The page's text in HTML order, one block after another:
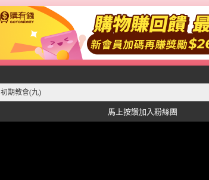
初期教會(九)
馬上按讚加入粉絲團